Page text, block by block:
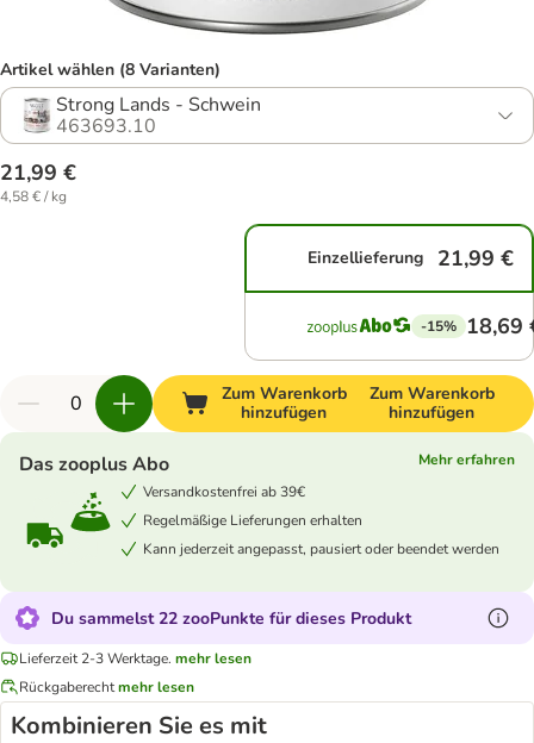
Artikel wählen (8 Varianten)
Strong Lands - Schwein
463693.10
21,99 €
4,58 € / kg
Einzellieferung 21,99 €
-15% 18,69
Zum Warenkorb
hinzufügen
Zum Warenkorb
hinzufügen
Das zooplus Abo
Mehr erfahren
Versandkostenfrei ab 39€
Regelmäßige Lieferungen erhalten
Kann jederzeit angepasst, pausiert oder beendet werden
Du sammelst 22 zooPunkte für dieses Produkt
Lieferzeit 2-3 Werktage. mehr lesen
Rückgaberechtmehr lesen
Kombinieren Sie es mit